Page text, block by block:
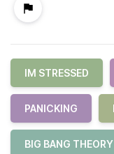
IM STRESSED
PANICKING
BIG BANG THEORY